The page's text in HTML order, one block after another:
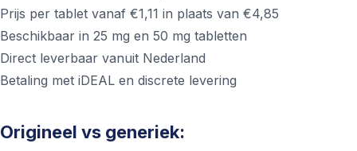
Prijs per tablet vanaf €1,11 in plaats van €4,85
Beschikbaar in 25 mg en 50 mg tabletten
Direct leverbaar vanuit Nederland
Betaling met iDEAL en discrete levering
Origineel vs generiek: